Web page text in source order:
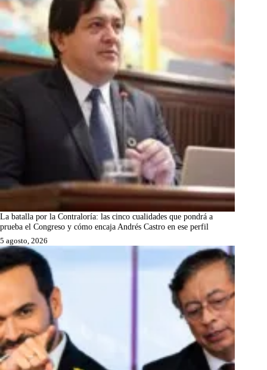
La batalla por la Contraloría: las cinco cualidades que pondrá a
prueba el Congreso y cómo encaja Andrés Castro en ese perfil
5 agosto, 2026